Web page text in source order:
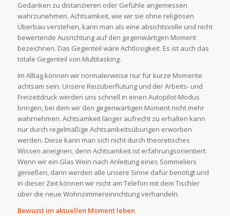
Gedanken zu distanzieren oder Gefühle angemessen
wahrzunehmen. Achtsamkeit, wie wir sie ohne religiösen
Überbau verstehen, kann man als eine absichtsvolle und nicht
bewertende Ausrichtung auf den gegenwärtigen Moment
bezeichnen. Das Gegenteil wäre Achtlosigkeit. Es ist auch das
totale Gegenteil von Multitasking.
Im Alltag können wir normalerweise nur für kurze Momente
achtsam sein. Unsere Reizüberflutung und der Arbeits- und
Freizeitdruck werden uns schnell in einen Autopilot-Modus
bringen, bei dem wir den gegenwärtigen Moment nicht mehr
wahrnehmen. Achtsamkeit länger aufrecht zu erhalten kann
nur durch regelmäßige Achtsamkeitsübungen erworben
werden. Diese kann man sich nicht durch theoretisches
Wissen aneignen, denn Achtsamkeit ist erfahrungsorientiert.
Wenn wir ein Glas Wein nach Anleitung eines Sommeliers
genießen, dann werden alle unsere Sinne dafür benötigt und
in dieser Zeit können wir nicht am Telefon mit dem Tischler
über die neue Wohnzimmereinrichtung verhandeln.
Bewusst im aktuellen Moment leben